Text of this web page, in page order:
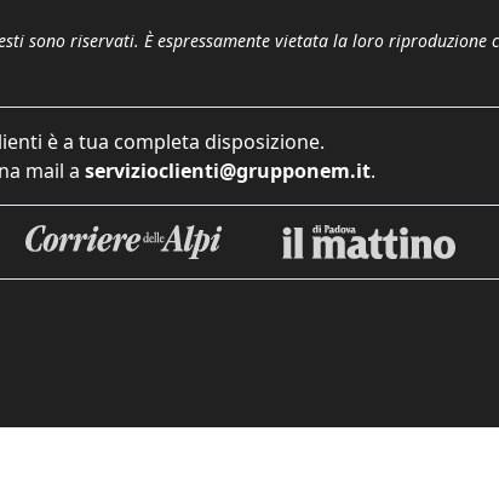
sono riservati. È espressamente vietata la loro riproduzione
è a tua completa disposizione.
mail a servizioclienti@grupponem.it.